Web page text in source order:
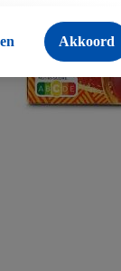
producten
een online winkel
en binnen
en vergelijkbare
Akkoord